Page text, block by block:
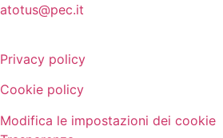
atotus@pec.it
Privacy policy
Cookie policy
Modifica le impostazioni dei cookie